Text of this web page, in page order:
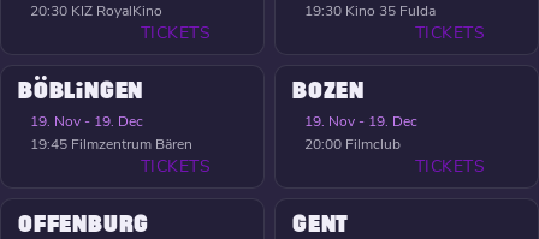
20:30 KIZ RoyalKino
TICKETS
19:30 Kino 35 Fulda
TICKETS
BÖBLINGEN
19. Nov - 19. Dec
19:45 Filmzentrum Bären
TICKETS
BOZEN
19. Nov - 19. Dec
20:00 Filmclub
TICKETS
OFFENBURG GENT